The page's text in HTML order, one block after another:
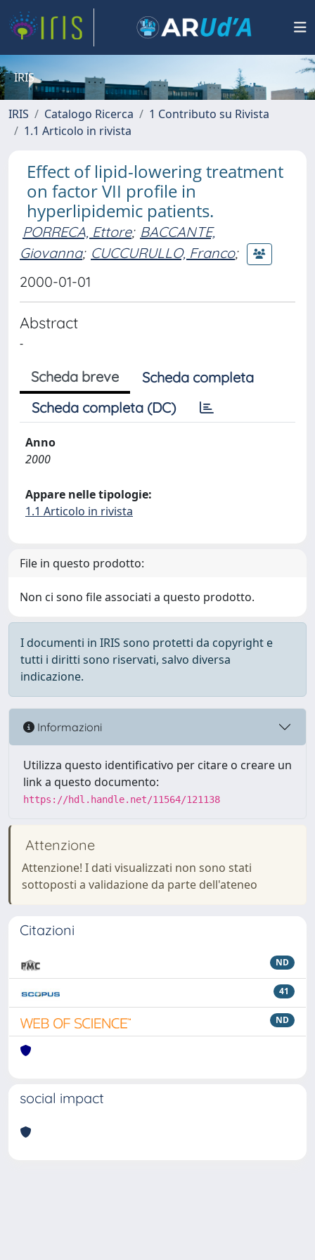
IRIS
IRIS Catalogo Ricerca
1 Contributo su Rivista
1.1 Articolo in rivista
Effect of lipid-lowering treatment
on factor VII profile in
hyperlipidemic patients.
PORRECA, Ettore; BACCANTE,
Giovanna; CUCCURULLO, Franco;
2000-01-01
Abstract
-
Scheda breve
Scheda completa
Scheda completa (DC)
Anno
2000
Appare nelle tipologie:
1.1 Articolo in rivista
File in questo prodotto:
Non ci sono file associati a questo prodotto.
I documenti in IRIS sono protetti da copyright e
tutti i diritti sono riservati, salvo diversa
indicazione.
Informazioni
Utilizza questo identificativo per citare o creare un
link a questo documento:
https://hdl.handle.net/11564/121138
Attenzione
Attenzione! I dati visualizzati non sono stati
sottoposti a validazione da parte dell'ateneo
Citazioni
ND
41
ND
social impact